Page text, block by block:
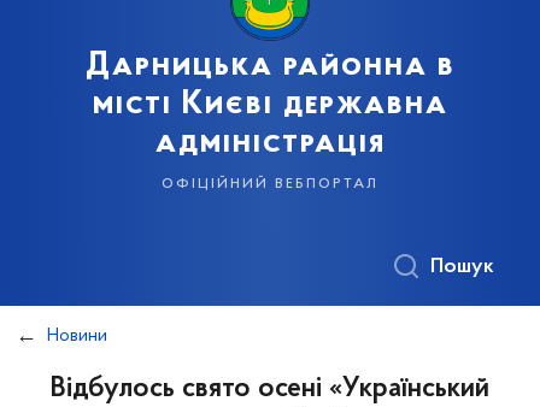
Дарницька районна в
місті Києві державна
адміністрація
офіційний вебпортал
Пошук
Новини
Відбулось свято осені «Український